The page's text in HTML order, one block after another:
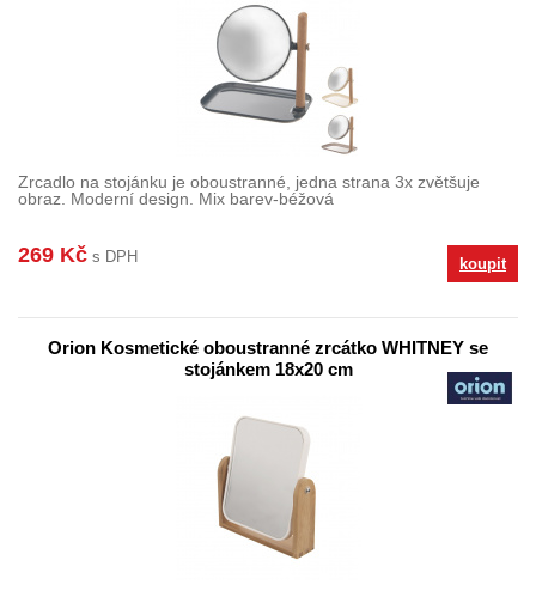
Zrcadlo na stojánku je oboustranné, jedna strana 3x zvětšuje
obraz. Moderní design. Mix barev-béžová
269 Kč s DPH koupit
Orion Kosmetické oboustranné zrcátko WHITNEY se
stojánkem 18x20 cm